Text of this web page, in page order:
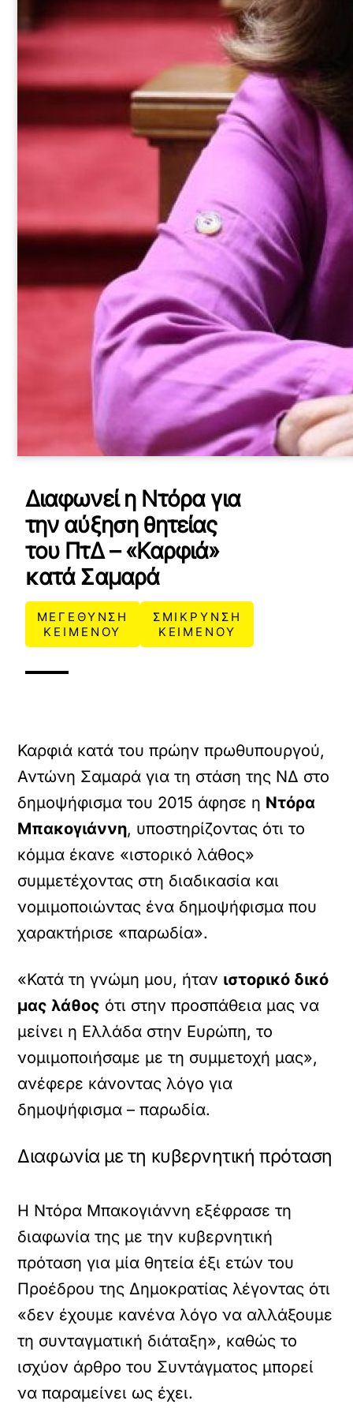
Διαφωνεί η Ντόρα για
την αύξηση θητείας
του ΠτΔ – «Καρφιά»
κατά Σαμαρά
ΜΕΓΕΘΥΝΣΗ
ΚΕΙΜΕΝΟΥ
ΣΜΙΚΡΥΝΣΗ
ΚΕΙΜΕΝΟΥ
Καρφιά κατά του πρώην πρωθυπουργού,
Αντώνη Σαμαρά για τη στάση της ΝΔ στο
δημοψήφισμα του 2015 άφησε η Ντόρα
Μπακογιάννη, υποστηρίζοντας ότι το
κόμμα έκανε «ιστορικό λάθος»
συμμετέχοντας στη διαδικασία και
νομιμοποιώντας ένα δημοψήφισμα που
χαρακτήρισε «παρωδία».
«Κατά τη γνώμη μου, ήταν ιστορικό δικό
μας λάθος ότι στην προσπάθεια μας να
μείνει η Ελλάδα στην Ευρώπη, το
νομιμοποιήσαμε με τη συμμετοχή μας»,
ανέφερε κάνοντας λόγο για
δημοψήφισμα – παρωδία.
Διαφωνία με τη κυβερνητική πρόταση
Η Ντόρα Μπακογιάννη εξέφρασε τη
διαφωνία της με την κυβερνητική
πρόταση για μία θητεία έξι ετών του
Προέδρου της Δημοκρατίας λέγοντας ότι
«δεν έχουμε κανένα λόγο να αλλάξουμε
τη συνταγματική διάταξη», καθώς το
ισχύον άρθρο του Συντάγματος μπορεί
να παραμείνει ως έχει.